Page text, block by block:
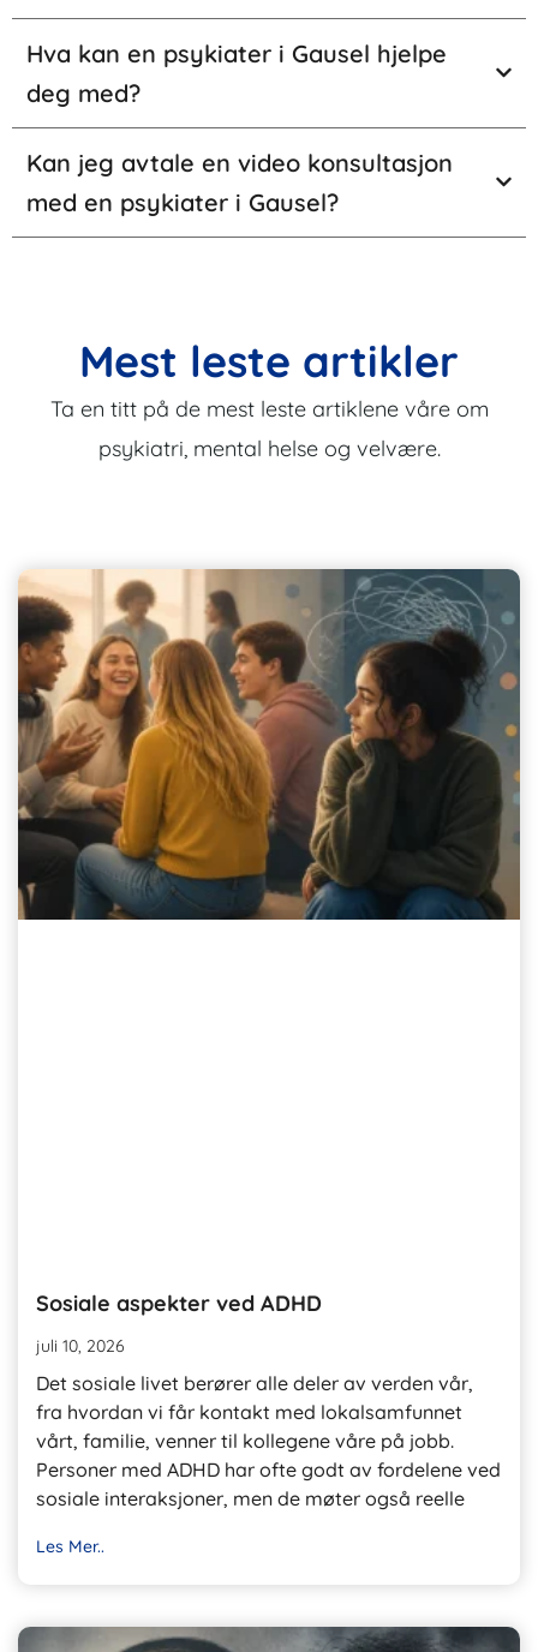
Hva kan en psykiater i Gausel hjelpe
deg med?
Kan jeg avtale en video konsultasjon
med en psykiater i Gausel?
Mest leste artikler
Ta en titt på de mest leste artiklene våre om
psykiatri, mental helse og velvære.
Sosiale aspekter ved ADHD
juli 10, 2026
Det sosiale livet berører alle deler av verden vår,
fra hvordan vi får kontakt med lokalsamfunnet
vårt, familie, venner til kollegene våre på jobb.
Personer med ADHD har ofte godt av fordelene ved
sosiale interaksjoner, men de møter også reelle
Les Mer..